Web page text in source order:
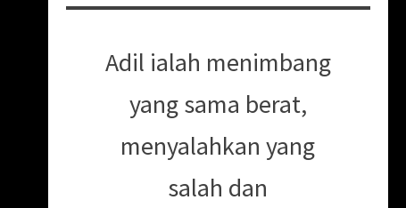
Adil ialah menimbang
yang sama berat,
menyalahkan yang
salah dan